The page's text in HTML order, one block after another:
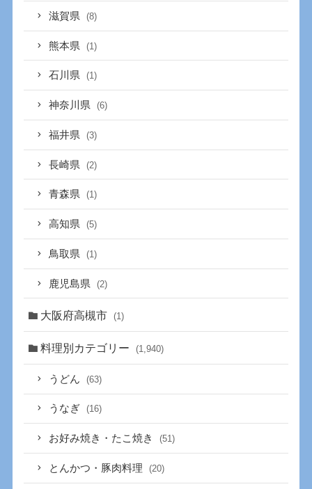
滋賀県 (8)
熊本県 (1)
石川県 (1)
神奈川県 (6)
福井県 (3)
長崎県 (2)
青森県 (1)
高知県 (5)
鳥取県 (1)
鹿児島県 (2)
大阪府高槻市 (1)
料理別カテゴリー (1,940)
うどん (63)
うなぎ (16)
お好み焼き・たこ焼き (51)
とんかつ・豚肉料理 (20)